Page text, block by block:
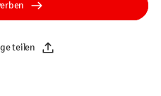
teilen